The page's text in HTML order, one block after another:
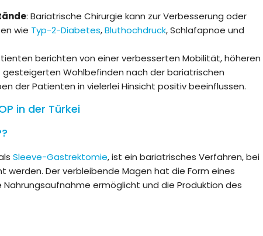
: Bariatrische Chirurgie kann zur Verbesserung oder
wie Typ-2-Diabetes,Bluthochdruck, Schlafapnoe und
berichten von einer verbesserten Mobilität, höheren
Wohlbefinden nach der bariatrischen
der Patienten in vielerlei Hinsicht positiv beeinflussen.
in der Türkei
Sleeve-Gastrektomie, ist ein bariatrisches Verfahren, bei
Der verbleibende Magen hat die Form eines
Nahrungsaufnahme ermöglicht und die Produktion des